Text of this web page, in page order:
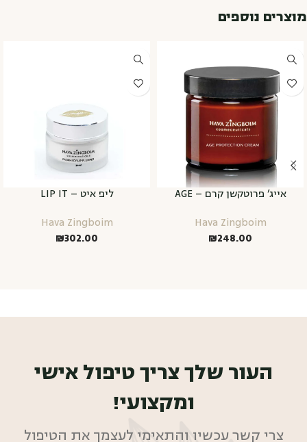
מוצרים נוספים
אייג’ פרוטקשן קרם – AGE
Hava Zingboim
₪248.00
ליפ איט – LIP IT
Hava Zingboim
₪302.00
העור שלך צריך טיפול אישי
ומקצועי!
צרי קשר עכשיו והתאימי לעצמך את הטיפול